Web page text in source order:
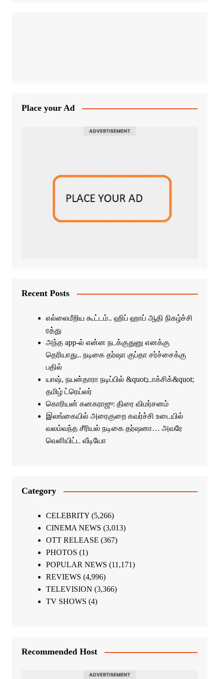
Place your Ad
Recent Posts
எல்லைமீறிய கூட்டம்.. ஹிப் ஹாப் ஆதி நிகழ்ச்சி
ரத்து
அந்த app-ல் என்ன நடக்குதுனு எனக்கு
தெரியாது.. நடிகை தர்ஷா குப்தா சர்ச்சைக்கு
பதில்
யாஷ், நயன்தாரா நடிப்பில் &quot;டாக்சிக்&quot;
தமிழ் ட்ரெய்லர்
கொரியன் கனகராஜு: திரை விமர்சனம்
இலங்கையில் அரைகுறை கவர்ச்சி உடையில்
வலம்வந்த சீரியல் நடிகை தர்ஷனா… அவரே
வெளியிட்ட வீடியோ
Category
CELEBRITY(5,266)
CINEMA NEWS (3,013)
OTT RELEASE (367)
PHOTOS (1)
POPULAR NEWS (11,171)
REVIEWS (4,996)
TELEVISION (3,366)
TV SHOWS (4)
Recommended Host